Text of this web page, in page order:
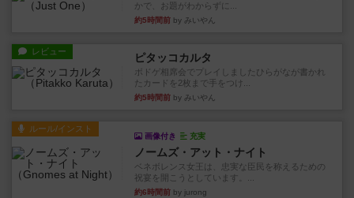
かで、お題がわからずに...
約5時間前 by みいやん
レビュー ピタッコカルタ
ボドゲ相席会でプレイしましたひらがなが書かれ
たカードを2枚まで手をつけ...
約5時間前 by みいやん
ルール/インスト
画像付き 充実
ノームズ・アット・ナイト
ベネボレンス女王は、忠実な臣民を称えるための
祝宴を開こうとしています。...
約6時間前 by jurong